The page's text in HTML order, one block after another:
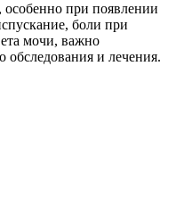
при появлении
боли при
мочи, важно
обследования и лечения.